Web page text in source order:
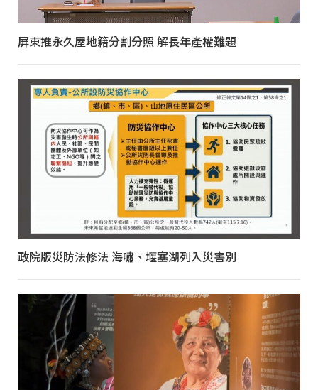
屏東推永久屋地籍分割分照 解長年產權難題
政院版災防法修法 海嘯、堰塞湖列入災害別